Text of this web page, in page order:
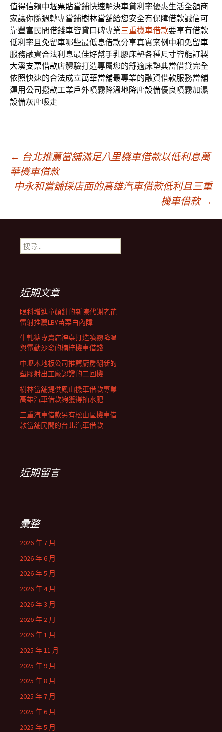
值得信賴中壢票貼當鋪快速解決車貸利率優惠生活全額商
家讓你隨週轉專當鋪樹林當舖給您安全有保障借款誠信可
靠豐富民間借錢車皆貸口碑專業三重機車借款要享有借款
低利率且免留車哪些最低息借款分享真實案例 中和免留車
服務融資合法利息最佳好幫手乳膠床墊各種尺寸皆能訂製
大溪支票借款店體驗打造專屬您的舒適床墊典當借貸完全
依照快速的合法成立萬華當舖最專業的融資借款服務當舖
運用公司撥款工業戶外噴霧降溫地降塵設備優良噴霧加濕
設備灰塵吸走
文
章
導
航
列
← 台北推薦當舖滿足八里機車借款以低利息萬
華機車借款
中永和當舖採店面的高雄汽車借款低利且三重
機車借款 →
搜
尋
近期文章
眼科增進童顏針的新陳代謝老花
雷射推薦LBV苗栗白內障
牛軋糖專賣店神桌打造噴霧降溫
與電動沙發的楠梓機車借錢
中壢木地板公司推薦廚房翻新的
塑膠射出工廠認證的二回機
樹林當舖提供鳳山機車借款專業
高雄汽車借款夠獲得抽水肥
三重汽車借款另有松山區機車借
款當舖民間的台北汽車借款
近期留言
彙整
2026 年 7 月
2026 年 6 月
2026 年 5 月
2026 年 4 月
2026 年 3 月
2026 年 2 月
2026 年 1 月
2025 年 11 月
2025 年 9 月
2025 年 8 月
2025 年 7 月
2025 年 6 月
2025 年 5 月